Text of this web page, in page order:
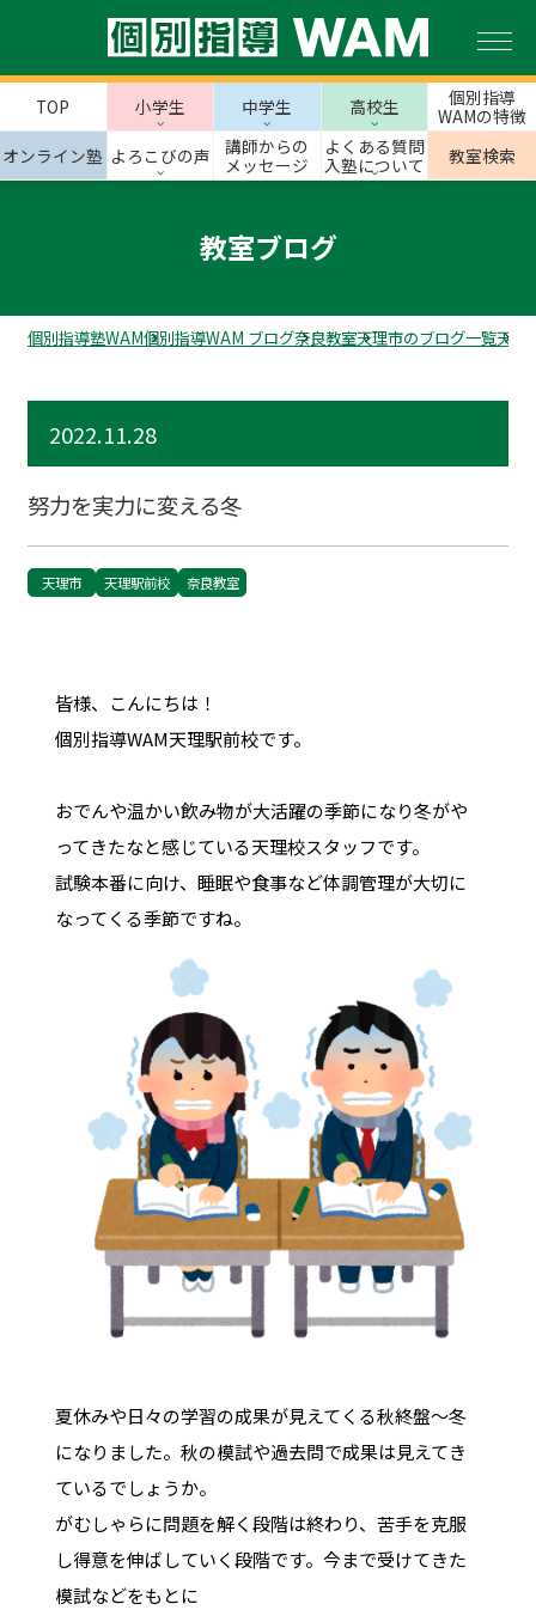
TOP 小学生 中学生 高校生
個別指導
WAMの特徴
オンライン塾 よろこびの声
講師からの
メッセージ
よくある質問
入塾について
教室検索
教室ブログ
個別指導塾WAM個別指導WAM ブログ奈良教室天理市のブログ一覧天理
2022.11.28
努力を実力に変える冬
天理市 天理駅前校 奈良教室
皆様、こんにちは！
個別指導WAM天理駅前校です。
おでんや温かい飲み物が大活躍の季節になり冬がや
ってきたなと感じている天理校スタッフです。
試験本番に向け、睡眠や食事など体調管理が大切に
なってくる季節ですね。
夏休みや日々の学習の成果が見えてくる秋終盤～冬
になりました。秋の模試や過去問で成果は見えてき
ているでしょうか。
がむしゃらに問題を解く段階は終わり、苦手を克服
し得意を伸ばしていく段階です。今まで受けてきた
模試などをもとに